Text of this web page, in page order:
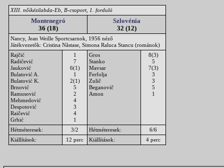
XIII. nőikézilabda-Eb, B-csoport, 1. forduló
Montenegró
36 (18)
Szlovénia
32 (12)
Nancy, Jean Weille Sportcsarnok, 1956 néző
Játékvezetők: Cristina Năstase, Simona Raluca Stancu (románok)
Rajčić
Radičević
Jauković
Bulatović A.
Bulatović K.
Brnović
Ramusović
Mehmedović
Despotović
Raičević
Grbić
1
7
6(1)
1
2(1)
5
2
4
3
4
1
Gros
Stanko
Mavsar
Ferfolja
Zulič
Beganovič
Amon
8(3)
5
7(3)
3
3
5
1
Hétméteresek: 3/2 Hétméteresek:
6/6
Kiállítások:
12 perc Kiállítások: 4 perc